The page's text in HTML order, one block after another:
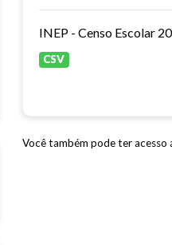
INEP - Censo Escolar
CSV
Você também pode ter acesso